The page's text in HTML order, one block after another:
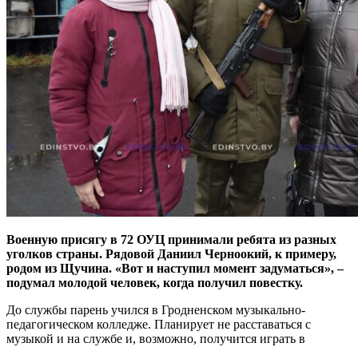
Военную присягу в 72 ОУЦ принимали ребята из разных
уголков страны. Рядовой Даниил Черноокий, к примеру,
родом из Щучина. «Вот и наступил момент задуматься», –
подумал молодой человек, когда получил повестку.
До службы парень учился в Гродненском музыкально-
педагогическом колледже. Планирует не расставаться с
музыкой и на службе и, возможно, получится играть в